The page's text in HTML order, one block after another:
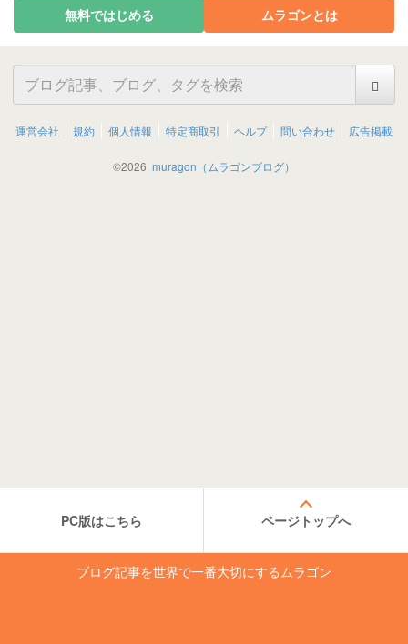
無料ではじめる ムラゴンとは
運営会社 規約 個人情報 特定商取引 ヘルプ 問い合わせ 広告掲載
©2026 muragon（ムラゴンブログ）
PC版はこちら ページトップへ
ブログ記事を世界で一番大切にするムラゴン